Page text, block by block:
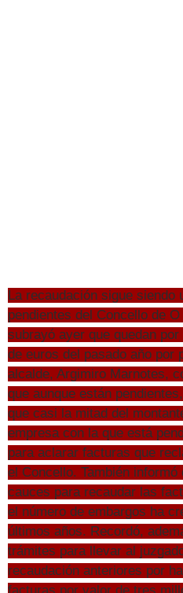
La recaudación sigue siendo
pendientes del Concello de
subrayó ayer que quedan
de euros del pasado año por
alcalde, Argimiro Marnotes,
que aunque están
que casi la mitad del
empresa con la que está
para aclarar facturas que
el Concello. También
cauces para recaudar las
el número de embargos ha
últimos años. Recordó,
trámites para llevar al
recaudación anteriores por